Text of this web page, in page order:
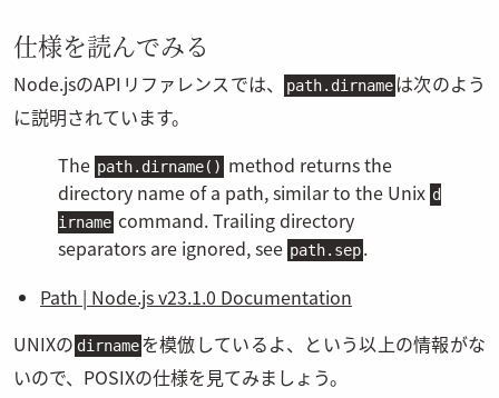
仕様を読んでみる
Node.jsのAPIリファレンスでは、path.dirnameは次のよう
に説明されています。
The path.dirname() method returns the
directory name of a path, similar to the Unix d
irname command. Trailing directory
separators are ignored, see path.sep.
Path | Node.js v23.1.0 Documentation
UNIXの dirnameを模倣しているよ、という以上の情報がな
いので、POSIXの仕様を見てみましょう。